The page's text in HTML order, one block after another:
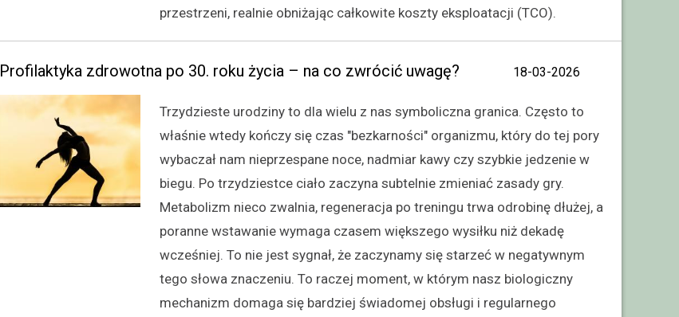
przestrzeni, realnie obniżając całkowite koszty eksploatacji (TCO).
Profilaktyka zdrowotna po 30. roku życia – na co zwrócić uwagę? 18-03-2026
Trzydzieste urodziny to dla wielu z nas symboliczna granica. Często to
właśnie wtedy kończy się czas "bezkarności" organizmu, który do tej pory
wybaczał nam nieprzespane noce, nadmiar kawy czy szybkie jedzenie w
biegu. Po trzydziestce ciało zaczyna subtelnie zmieniać zasady gry.
Metabolizm nieco zwalnia, regeneracja po treningu trwa odrobinę dłużej, a
poranne wstawanie wymaga czasem większego wysiłku niż dekadę
wcześniej. To nie jest sygnał, że zaczynamy się starzeć w negatywnym
tego słowa znaczeniu. To raczej moment, w którym nasz biologiczny
mechanizm domaga się bardziej świadomej obsługi i regularnego